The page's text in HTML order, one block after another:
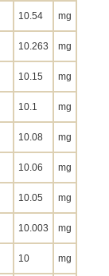
10.54 mg
10.263 mg
10.15 mg
10.1 mg
10.08 mg
10.06 mg
10.05 mg
10.003 mg
10 mg